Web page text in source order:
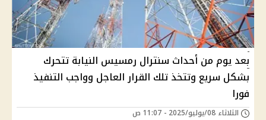
بعد يوم من أحداث سنترال رمسيس النيابة تتحرك
بشكل سريع وتتخذ تلك القرار العاجل وواجب التنفيذ
فورا
الثلاثاء 08/يوليو/2025 - 11:07 ص